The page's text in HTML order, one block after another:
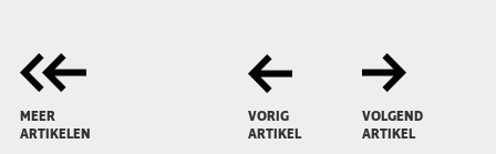
MEER
ARTIKELEN
VORIG
ARTIKEL
VOLGEND
ARTIKEL